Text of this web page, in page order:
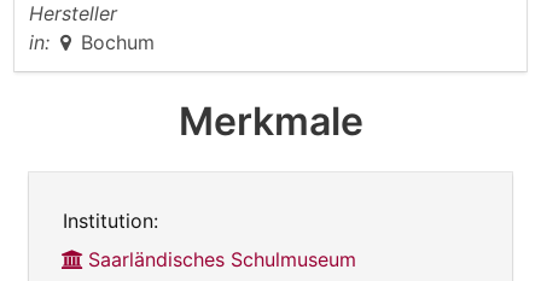
Hersteller
in:
Bochum
Merkmale
Institution:
Saarländisches Schulmuseum